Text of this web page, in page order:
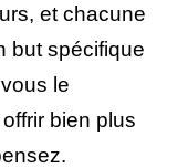
et chacune
but spécifique
le
bien plus